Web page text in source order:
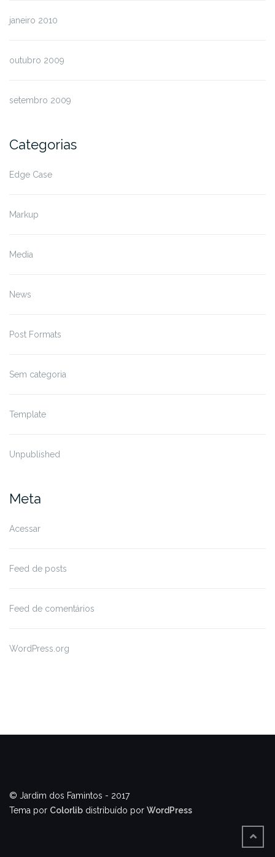
janeiro 2010
outubro 2009
setembro 2009
Categorias
Edge Case
Markup
Media
News
Post Formats
Sem categoria
Template
Unpublished
Meta
Acessar
Feed de posts
Feed de comentários
WordPress.org
© Jardim dos Famintos - 2017
Tema por Colorlib distribuído por WordPress